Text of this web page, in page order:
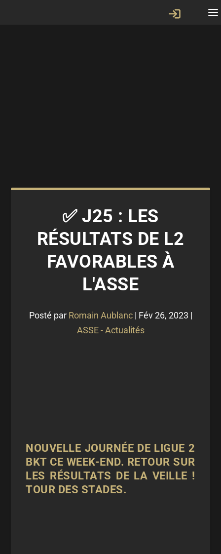
✅ J25 : LES
RÉSULTATS DE L2
FAVORABLES À
L'ASSE
Posté par Romain Aublanc| Fév 26, 2023 |
ASSE - Actualités
NOUVELLE JOURNÉE DE LIGUE 2
BKT CE WEEK-END. RETOUR SUR
LES RÉSULTATS DE LA VEILLE !
TOUR DES STADES.